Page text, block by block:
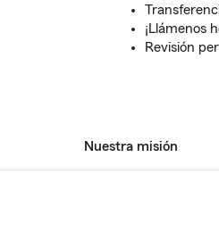
¡Llámenos
Revisión
Nuestra misión